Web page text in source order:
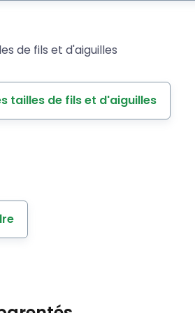
de fils et d'aiguilles
tailles de fils et d'aiguilles